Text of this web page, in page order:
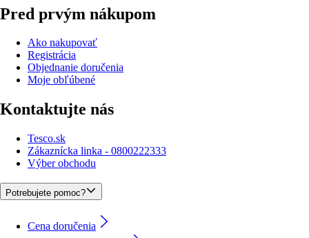
Pred prvým nákupom
Ako nakupovať
Registrácia
Objednanie doručenia
Moje obľúbené
Kontaktujte nás
Tesco.sk
Zákaznícka linka - 0800222333
Výber obchodu
Potrebujete pomoc?
Cena doručenia